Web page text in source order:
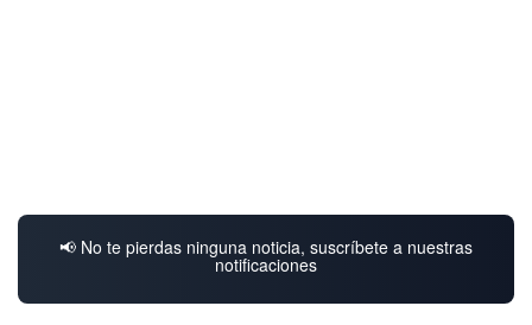
📢 No te pierdas ninguna noticia, suscríbete a nuestras
notificaciones